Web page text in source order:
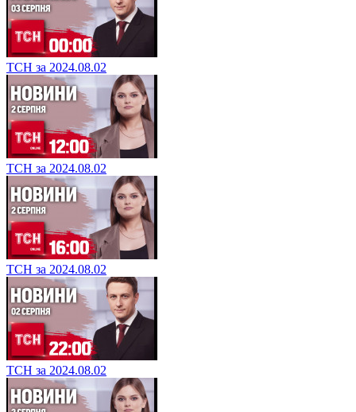
ТСН за 2024.08.02
ТСН за 2024.08.02
ТСН за 2024.08.02
ТСН за 2024.08.02